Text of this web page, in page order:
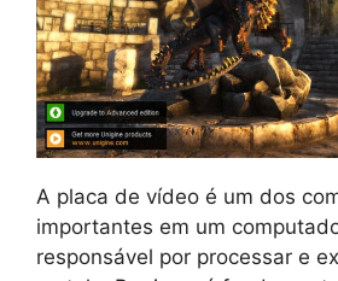
A placa de vídeo é um dos
importantes em um
responsável por processar e